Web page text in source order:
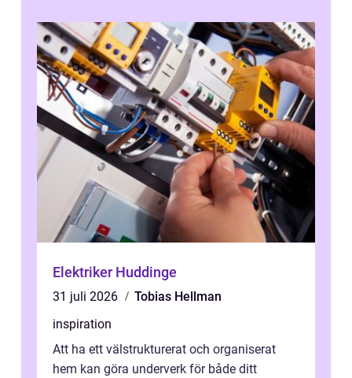
Elektriker Huddinge
31 juli 2026
Tobias Hellman
inspiration
Att ha ett välstrukturerat och organiserat
hem kan göra underverk för både ditt